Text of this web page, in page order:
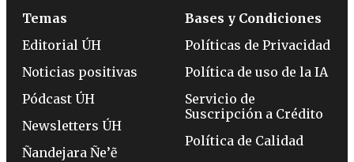
Temas
Editorial ÚH
Noticias positivas
Pódcast ÚH
Newsletters ÚH
Ñandejara Ñe’ẽ
Bases y Condiciones
Políticas de Privacidad
Política de uso de la IA
Servicio de
Suscripción a Crédito
Política de Calidad